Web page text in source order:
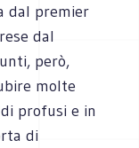
dal premier
dal
però,
molte
profusi e in
di